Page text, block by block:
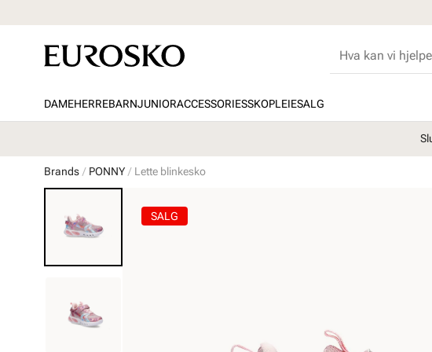
DAMEHERREBARNJUNIORACCESSORIESSKOPLEIESALG
Brands PONNY Lette blinkesko
SALG